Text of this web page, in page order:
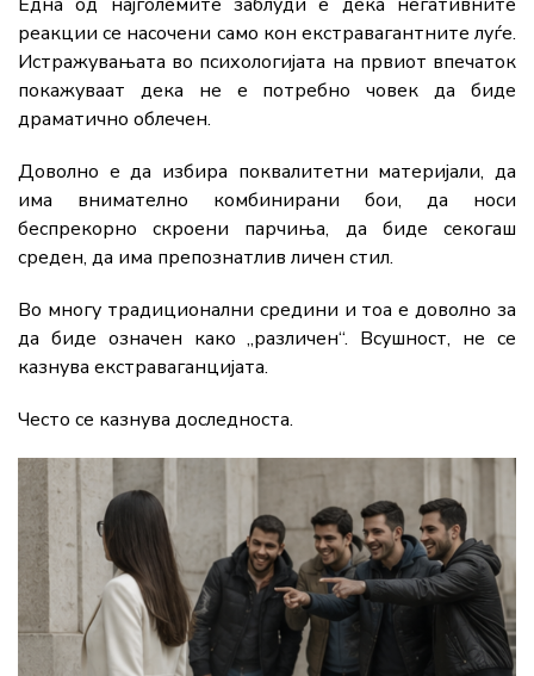
реакции се насочени само кон екстравагантните луѓе.
Истражувањата во психологијата на првиот впечаток
покажуваат дека не е потребно човек да биде
драматично облечен.
Доволно е да избира поквалитетни материјали, да
има внимателно комбинирани бои, да носи
беспрекорно скроени парчиња, да биде секогаш
среден, да има препознатлив личен стил.
Во многу традиционални средини и тоа е доволно за
да биде означен како „различен“. Всушност, не се
казнува екстраваганцијата.
Често се казнува доследноста.